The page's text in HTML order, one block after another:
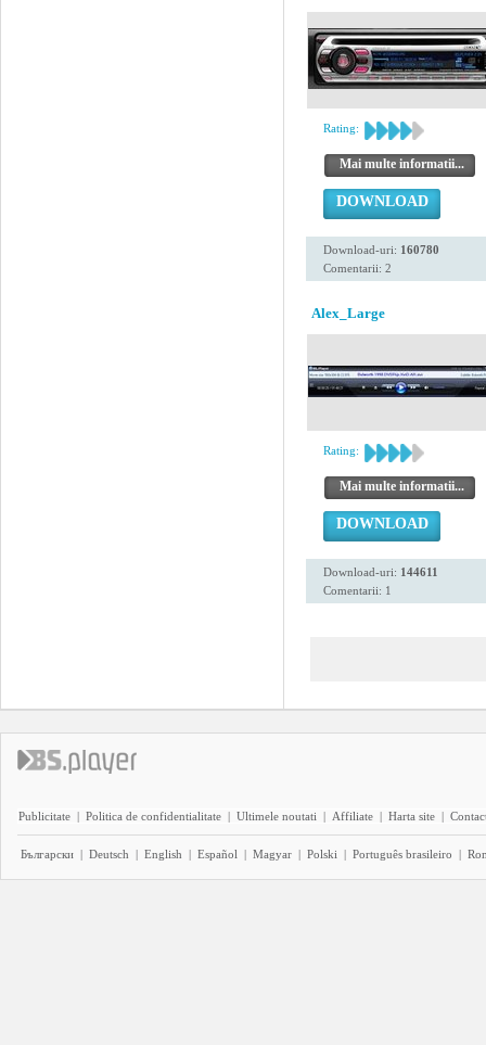
Rating:
Mai multe informatii...
DOWNLOAD
Download-uri: 160780
Comentarii: 2
Alex_Large
Rating:
Mai multe informatii...
DOWNLOAD
Download-uri: 144611
Comentarii: 1
Publicitate | Politica de confidentialitate | Ultimele noutati | Affiliate | Harta site |
Български | Deutsch | English | Español | Magyar | Polski | Português brasileiro |